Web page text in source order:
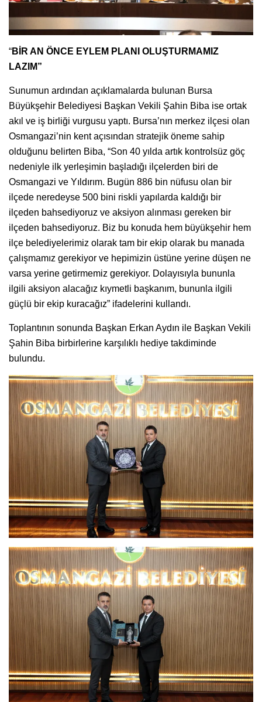
“BİR AN ÖNCE EYLEM PLANI OLUŞTURMAMIZ
LAZIM”
Sunumun ardından açıklamalarda bulunan Bursa
Büyükşehir Belediyesi Başkan Vekili Şahin Biba ise ortak
akıl ve iş birliği vurgusu yaptı. Bursa’nın merkez ilçesi olan
Osmangazi’nin kent açısından stratejik öneme sahip
olduğunu belirten Biba, “Son 40 yılda artık kontrolsüz göç
nedeniyle ilk yerleşimin başladığı ilçelerden biri de
Osmangazi ve Yıldırım. Bugün 886 bin nüfusu olan bir
ilçede neredeyse 500 bini riskli yapılarda kaldığı bir
ilçeden bahsediyoruz ve aksiyon alınması gereken bir
ilçeden bahsediyoruz. Biz bu konuda hem büyükşehir hem
ilçe belediyelerimiz olarak tam bir ekip olarak bu manada
çalışmamız gerekiyor ve hepimizin üstüne yerine düşen ne
varsa yerine getirmemiz gerekiyor. Dolayısıyla bununla
ilgili aksiyon alacağız kıymetli başkanım, bununla ilgili
güçlü bir ekip kuracağız” ifadelerini kullandı.
Toplantının sonunda Başkan Erkan Aydın ile Başkan Vekili
Şahin Biba birbirlerine karşılıklı hediye takdiminde
bulundu.